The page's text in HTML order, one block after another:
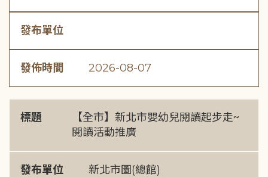
發布單位
發佈時間 2026-08-07
標題
【全市】新北市嬰幼兒閱讀起步走~
閱讀活動推廣
發布單位 新北市圖(總館)